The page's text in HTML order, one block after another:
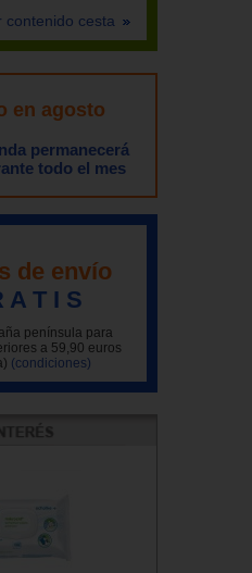
contenido cesta
en agosto
permanecerá
todo el mes
de envío
A T I S
península para
a 59,90 euros
(condiciones)